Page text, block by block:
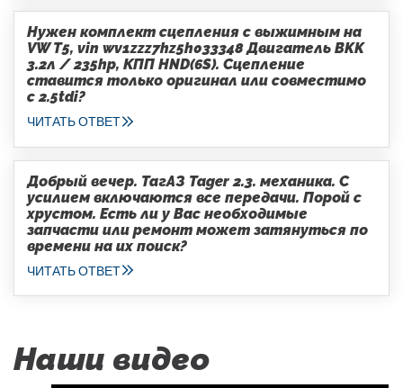
Нужен комплект сцепления с выжимным на
VW T5, vin wv1zzz7hz5h033348 Двигатель BKK
3.2л / 235hp, КПП HND(6S). Сцепление
ставится только оригинал или совместимо
с 2.5tdi?
ЧИТАТЬ ОТВЕТ
Добрый вечер. ТагАЗ Tager 2.3. механика. С
усилием включаются все передачи. Порой с
хрустом. Есть ли у Вас необходимые
запчасти или ремонт может затянуться по
времени на их поиск?
ЧИТАТЬ ОТВЕТ
Наши видео